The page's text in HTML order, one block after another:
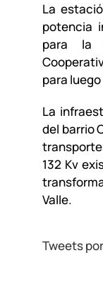
La
potencia
para la
para
La
del barrio
132 Kv
Valle.
Tweets